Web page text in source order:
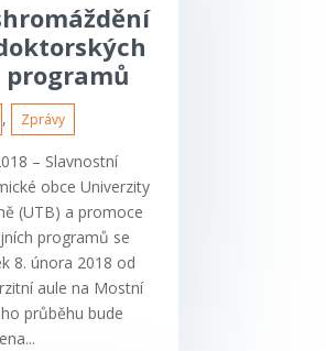
, Zprávy
– Slavnostní
obce Univerzity
(UTB) a promoce
programů se
8. února 2018 od
aule na Mostní
průběhu bude